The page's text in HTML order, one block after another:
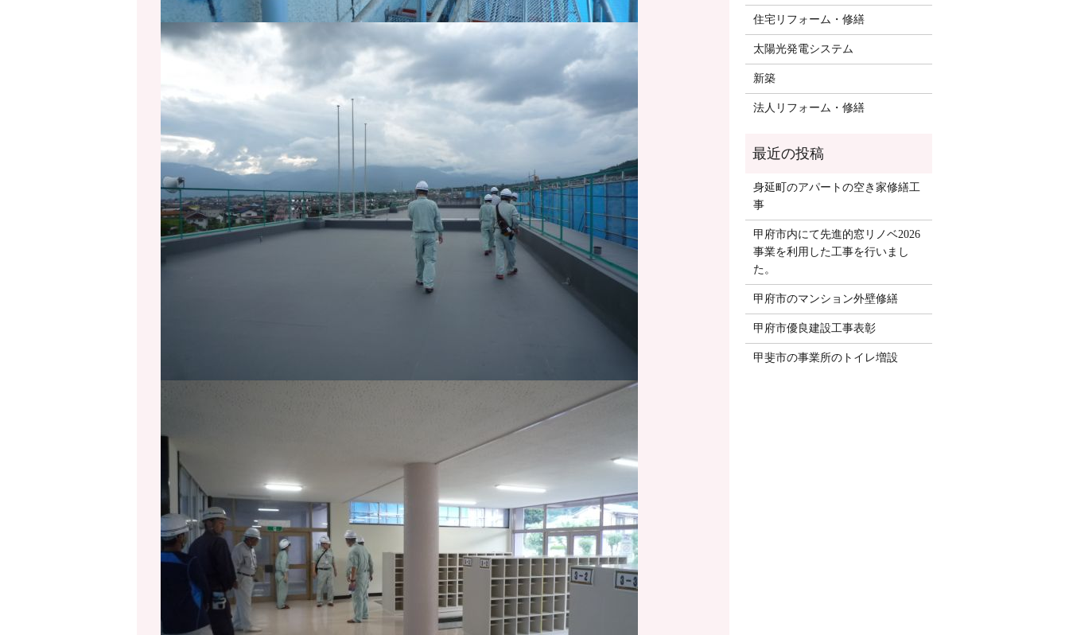
住宅リフォーム・修繕
太陽光発電システム
新築
法人リフォーム・修繕
身延町のアパートの空き家修繕工
事
甲府市内にて先進的窓リノベ2026
事業を利用した工事を行いまし
た。
甲府市のマンション外壁修繕
甲府市優良建設工事表彰
甲斐市の事業所のトイレ増設